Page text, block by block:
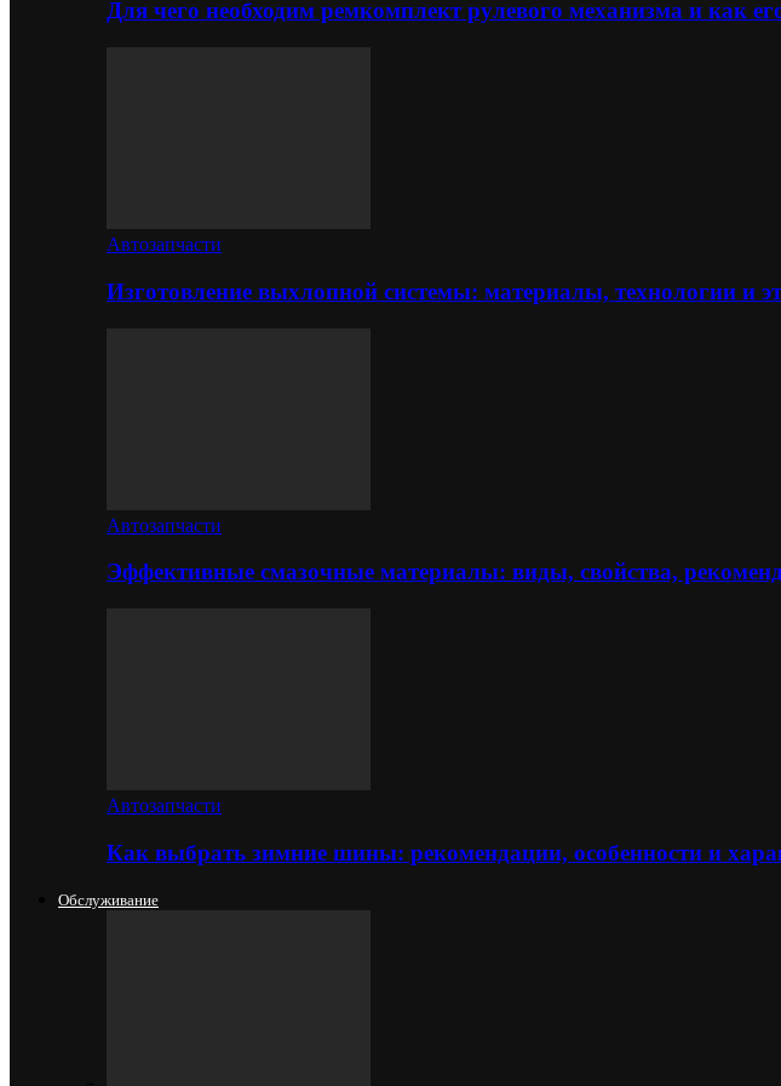
Для чего необходим ремкомплект рулевого механизма и как
Автозапчасти
Изготовление выхлопной системы: материалы, технологии и
Автозапчасти
Эффективные смазочные материалы: виды, свойства,
Автозапчасти
Как выбрать зимние шины: рекомендации, особенности и
Обслуживание